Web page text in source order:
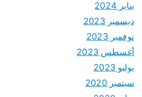
يناير 2024
ديسمبر 2023
نوفمبر 2023
أغسطس 2023
يوليو 2023
سبتمبر 2020